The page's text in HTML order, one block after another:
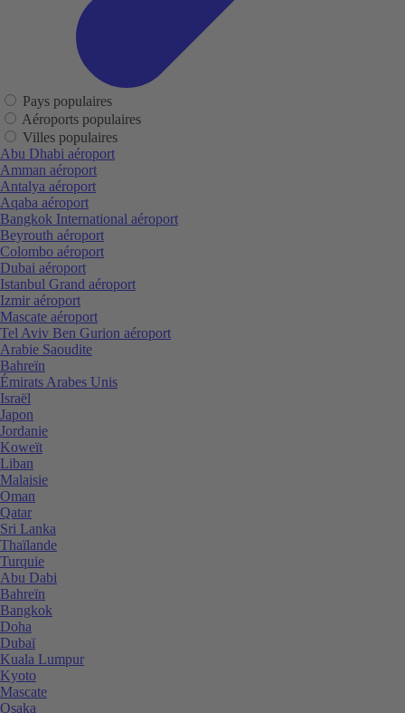
Pays populaires
Aéroports populaires
Villes populaires
Abu Dhabi aéroport
Amman aéroport
Antalya aéroport
Aqaba aéroport
Bangkok International aéroport
Beyrouth aéroport
Colombo aéroport
Dubai aéroport
Istanbul Grand aéroport
Izmir aéroport
Mascate aéroport
Tel Aviv Ben Gurion aéroport
Arabie Saoudite
Bahreïn
Émirats Arabes Unis
Israël
Japon
Jordanie
Koweït
Liban
Malaisie
Oman
Qatar
Sri Lanka
Thaïlande
Turquie
Abu Dabi
Bahreïn
Bangkok
Doha
Dubaï
Kuala Lumpur
Kyoto
Mascate
Osaka